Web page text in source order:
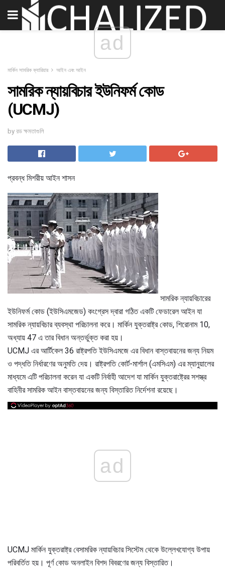
ad
মার্কিন সামরিক ক্যারিয়ার আইন এবং আইন
সামরিক ন্যায়বিচার ইউনিফর্ম কোড
(UCMJ)
by রড ক্ষমতাগুলি
প্রবন্ধ মিশরীয় আইন শাসন
সামরিক ন্যায়বিচারের
ইউনিফর্ম কোড (ইউসিএমজেড) কংগ্রেস দ্বারা গঠিত একটি ফেডারেল আইন যা
সামরিক ন্যায়বিচার ব্যবস্থা পরিচালনা করে। মার্কিন যুক্তরাষ্ট্র কোড, শিরোনাম 10,
অধ্যায় 47 এ তার বিধান অন্তর্ভুক্ত করা হয়।
UCMJ এর আর্টিকেল 36 রাষ্ট্রপতি ইউসিএমজে এর বিধান বাস্তবায়নের জন্য নিয়ম
ও পদ্ধতি নির্ধারণের অনুমতি দেয়। রাষ্ট্রপতি কোর্ট-মার্শাল (এমসিএম) এর ম্যানুয়ালের
মাধ্যমে এটি পরিচালনা করেন যা একটি নির্বাহী আদেশ যা মার্কিন যুক্তরাষ্ট্রের সশস্ত্র
বাহিনীর সামরিক আইন বাস্তবায়নের জন্য বিস্তারিত নির্দেশনা রয়েছে।
ad
UCMJ মার্কিন যুক্তরাষ্ট্র বেসামরিক ন্যায়বিচার সিস্টেম থেকে উল্লেখযোগ্য উপায়
পরিবর্তিত হয়। পূর্ণ কোড অনলাইন বিশদ বিবরণের জন্য বিস্তারিত।